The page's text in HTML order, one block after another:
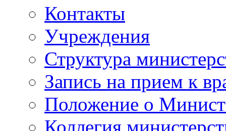
Контакты
Учреждения
Структура
Запись на прием к
Положение о
Коллегия